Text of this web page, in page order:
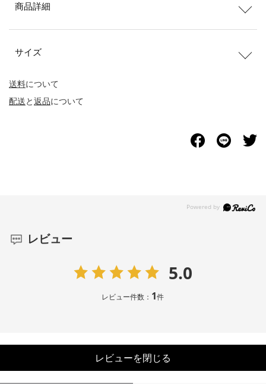
送料について
配送と返品について
商品詳細
サイズ
レビュー
5.0
レビュー件数： 1件
レビューを閉じる